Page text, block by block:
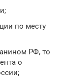
по месту
РФ, то
о